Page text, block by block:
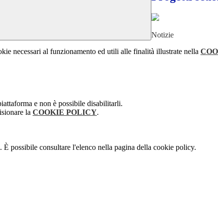
Notizie
necessari al funzionamento ed utili alle finalità illustrate nella
e non è possibile disabilitarli.
la COOKIE POLICY.
possibile consultare l'elenco nella pagina della cookie policy.